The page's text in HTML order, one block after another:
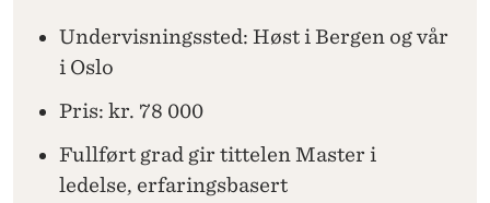
Undervisningssted: Høst i Bergen og vår
i Oslo
Pris: kr. 78 000
Fullført grad gir tittelen Master i
ledelse, erfaringsbasert